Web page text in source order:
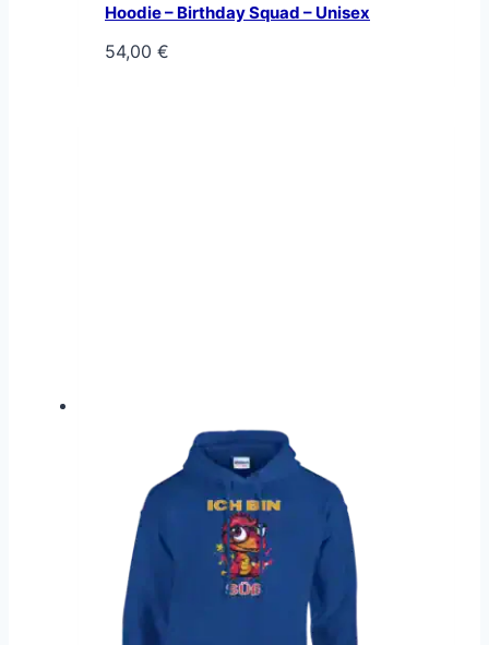
Hoodie – Birthday Squad – Unisex
54,00 €